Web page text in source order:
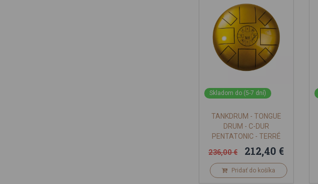
Skladom do (5-7 dní)
TANKDRUM - TONGUE
DRUM - C-DUR
PENTATONIC - TERRÉ
236,00 € 212,40 €
Pridať do košíka